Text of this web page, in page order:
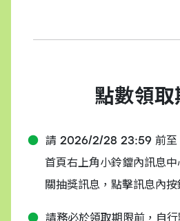
點數領取
請 2026/2/28 23:59 前至
首頁右上角小鈴鐺內訊息中
關抽獎訊息，點擊訊息內
請務必於領取期限前，自